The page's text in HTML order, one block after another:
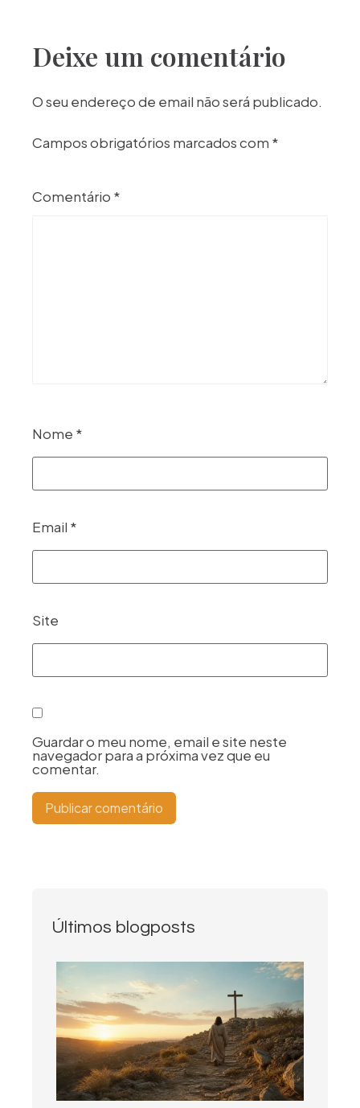
Deixe um comentário
O seu endereço de email não será publicado.
Campos obrigatórios marcados com *
Comentário *
Nome *
Email *
Site
Guardar o meu nome, email e site neste
navegador para a próxima vez que eu
comentar.
Últimos blogposts